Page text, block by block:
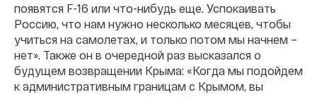
появятся F-16 или что-нибудь еще. Успокаивать
Россию, что нам нужно несколько месяцев, чтобы
учиться на самолетах, и только потом мы начнем –
нет». Также он в очередной раз высказался о
будущем возвращении Крыма: «Когда мы подойдем
к административным границам с Крымом, вы